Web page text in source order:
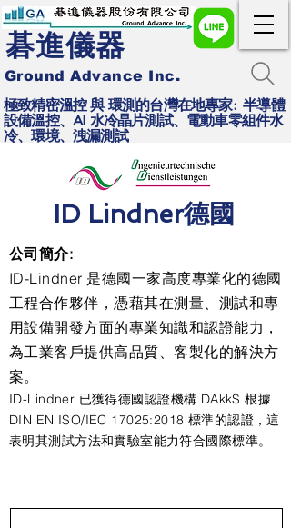
碁進儀器
極致精密溫控 與 環測的台灣在地專家: 半導體
設備溫控、AI 水冷晶片測試、電動車零組件水
冷、環境、洩漏測試
Ground Advance Inc.
ID Lindner德國
公司簡介:
ID-Lindner 是德國一家高度專業化的德國
工程合作夥伴，憑藉其在測量、測試和專
用設備開發方面的專業知識和認證能力，
為工業客戶提供高品質、客製化的解決方
案。
ID-Lindner 已獲得德國認證機構 DAkkS 根據
DIN EN ISO/IEC 17025:2018 標準的認證，這
表明其測試方法和實驗室能力符合國際標準。